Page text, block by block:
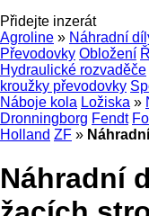
Přidejte inzerát
Agroline » Náhradní
Převodovky Obložení
Hydraulické rozvaděče
kroužky převodovky
Náboje kola Ložiska »
Dronningborg Fendt
Holland ZF »
Náhradní